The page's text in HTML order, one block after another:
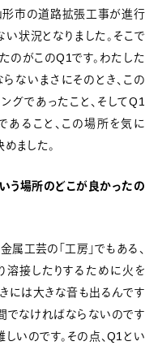
形市の道路拡張工事が進行
状況となりました。そこで
のがこのQ1です。わたした
ないまさにそのとき、この
グであったこと、そしてQ1
ること、この場所を気に
ました。
う場所のどこが良かったの
工芸の「工房」でもある、
溶接したりするために火を
には大きな音も出るんです
でなければならないのです
いのです。その点、Q1とい